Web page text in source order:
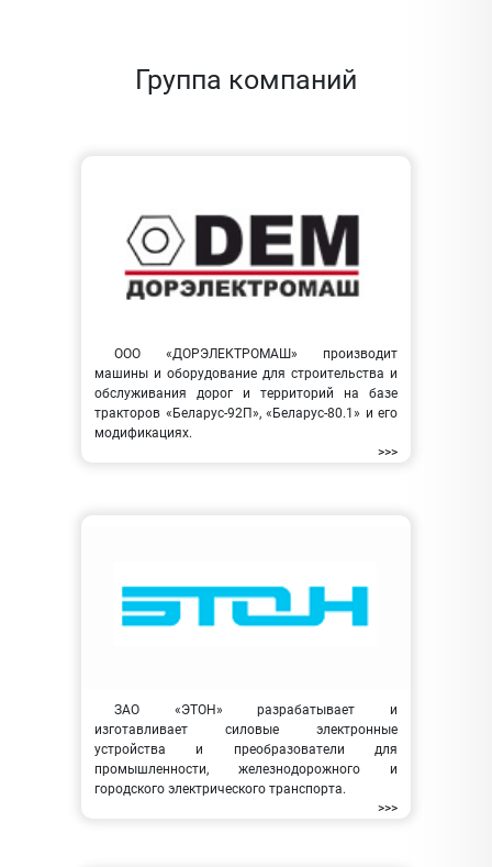
Группа компаний
ООО «ДОРЭЛЕКТРОМАШ» производит
машины и оборудование для строительства и
обслуживания дорог и территорий на базе
тракторов «Беларус-92П», «Беларус-80.1» и его
модификациях.
>>>
ЗАО «ЭТОН» разрабатывает и
изготавливает силовые электронные
устройства и преобразователи для
промышленности, железнодорожного и
городского электрического транспорта.
>>>